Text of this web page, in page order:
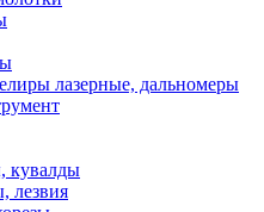
лазерные, дальномеры
кувалды
лезвия